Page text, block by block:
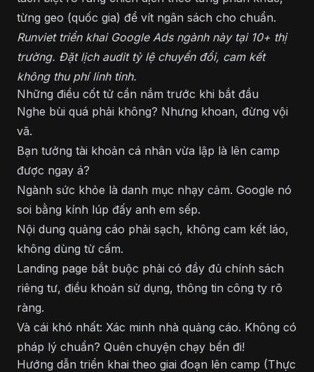
từng geo (quốc gia) để vít ngân sách cho chuẩn.
Runviet triển khai Google Ads ngành này tại 10+ thị
trường. Đặt lịch audit tỷ lệ chuyển đổi, cam kết
không thu phí linh tinh.
Những điều cốt tử cần nắm trước khi bắt đầu
Nghe bùi quá phải không? Nhưng khoan, đừng vội
vã.
Bạn tưởng tài khoản cá nhân vừa lập là lên camp
được ngay á?
Ngành sức khỏe là danh mục nhạy cảm. Google nó
soi bằng kính lúp đấy anh em sếp.
Nội dung quảng cáo phải sạch, không cam kết láo,
không dùng từ cấm.
Landing page bắt buộc phải có đầy đủ chính sách
riêng tư, điều khoản sử dụng, thông tin công ty rõ
ràng.
Và cái khó nhất: Xác minh nhà quảng cáo. Không có
pháp lý chuẩn? Quên chuyện chạy bền đi!
Hướng dẫn triển khai theo giai đoạn lên camp (Thực